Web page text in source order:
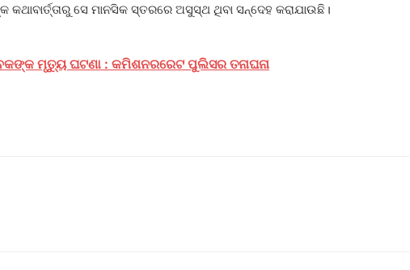
ସେ ମାନସିକ ସ୍ତରରେ ଅସୁସ୍ଥ ଥିବା ସନ୍ଦେହ କରାଯାଉଛି।
ମୃତ୍ୟୁ ଘଟଣା : କମିଶନରରେଟ ପୁଲିସର ତନାଘନା